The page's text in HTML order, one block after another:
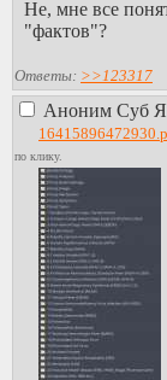
Не, мне все
"фактов"?
Ответы: >>123317
Аноним Суб
по клику.